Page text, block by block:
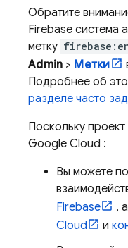
Обратите
Firebase система
метку
Admin > Метки
Подробнее об
разделе часто
Поскольку
Google Cloud :
Вы можете
Firebase
,
Cloud
и